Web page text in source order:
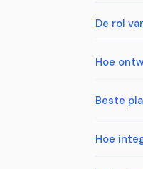
De rol
Hoe
Beste
Hoe